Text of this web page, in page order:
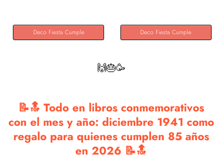
Deco Fiesta Cumple Deco Fiesta Cumple
🙌🎂🥳
📝🔝 Todo en libros conmemorativos
con el mes y año: diciembre 1941 como
regalo para quienes cumplen 85 años
en 2026 📝🔝